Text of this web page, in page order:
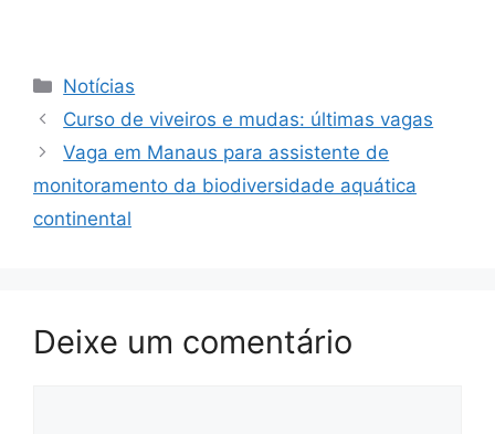
Notícias
Curso de viveiros e mudas: últimas vagas
Vaga em Manaus para assistente de
monitoramento da biodiversidade aquática
continental
Deixe um comentário